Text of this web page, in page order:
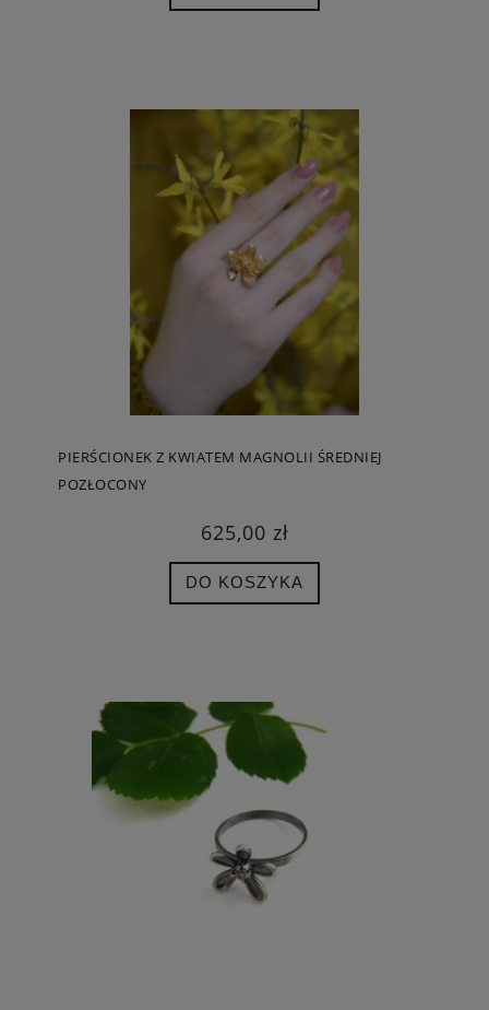
PIERŚCIONEK Z KWIATEM MAGNOLII ŚREDNIEJ
POZŁOCONY
625,00 zł
DO KOSZYKA